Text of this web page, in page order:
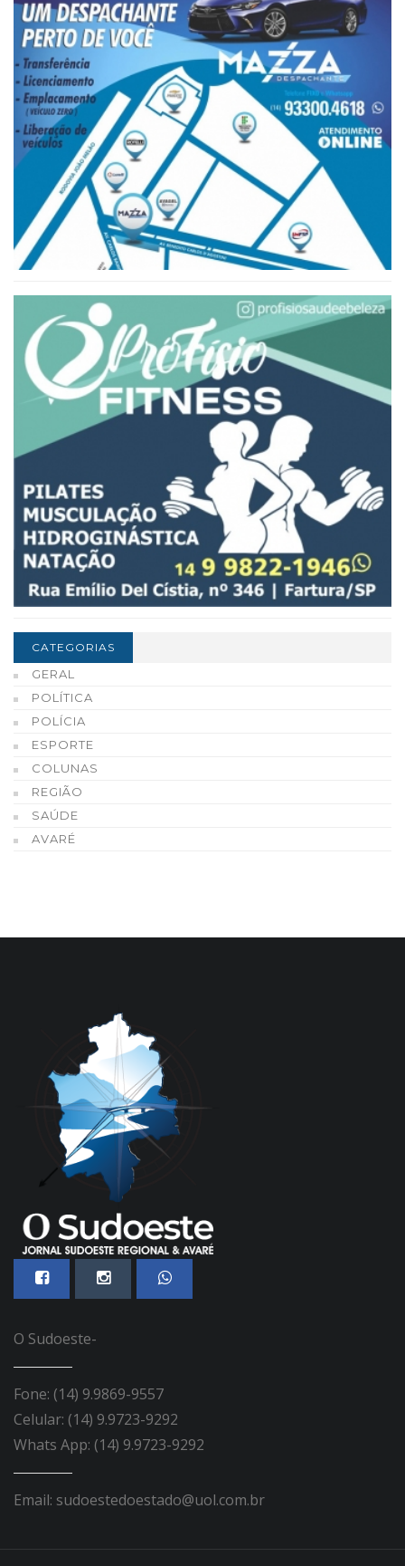
CATEGORIAS
GERAL
POLÍTICA
POLÍCIA
ESPORTE
COLUNAS
REGIÃO
SAÚDE
AVARÉ
O Sudoeste-
Fone: (14) 9.9869-9557
Celular: (14) 9.9723-9292
Whats App: (14) 9.9723-9292
Email: sudoestedoestado@uol.com.br